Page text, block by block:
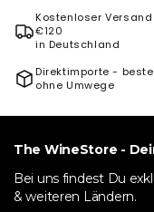
Kostenloser
€120
in Deutschland
Direktimporte -
ohne Umwege
The WineStore -
Bei uns findest Du
& weiteren Ländern.